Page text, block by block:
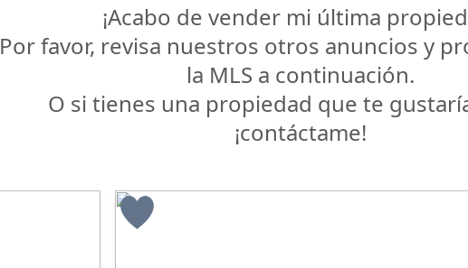
¡Acabo de vender mi última
Por favor, revisa nuestros otros anuncios y
la MLS a continuación.
O si tienes una propiedad que te
¡contáctame!